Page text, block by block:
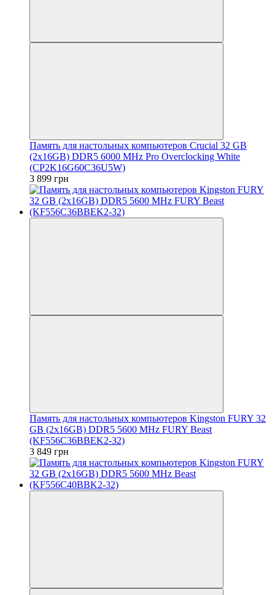
Память для настольных компьютеров Crucial 32 GB
(2x16GB) DDR5 6000 MHz Pro Overclocking White
(CP2K16G60C36U5W)
3 899 грн
Память для настольных компьютеров Kingston FURY 32
GB (2x16GB) DDR5 5600 MHz FURY Beast
(KF556C36BBEK2-32)
3 849 грн